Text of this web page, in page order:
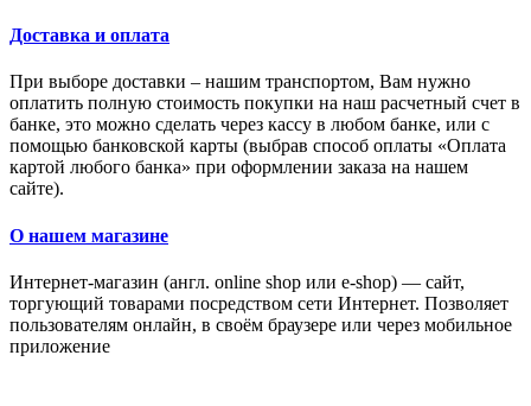
Доставка и оплата
При выборе доставки – нашим транспортом, Вам нужно
оплатить полную стоимость покупки на наш расчетный счет в
банке, это можно сделать через кассу в любом банке, или с
помощью банковской карты (выбрав способ оплаты «Оплата
картой любого банка» при оформлении заказа на нашем
сайте).
О нашем магазине
Интернет-магазин (англ. online shop или e-shop) — сайт,
торгующий товарами посредством сети Интернет. Позволяет
пользователям онлайн, в своём браузере или через мобильное
приложение